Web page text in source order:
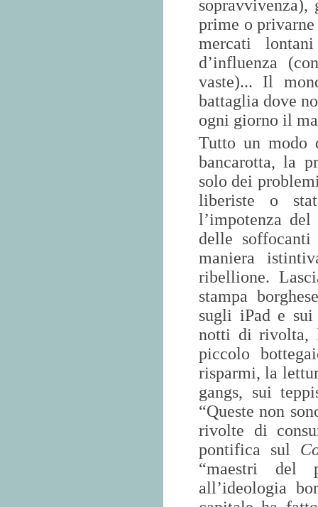
sopravvivenza),
prime o
mercati
d’influenza
vaste)... Il
battaglia dove
ogni giorno il
Tutto un modo
bancarotta, la
solo dei
liberiste o
l’impotenza
delle soffocanti
maniera
ribellione.
stampa
sugli iPad e
notti di rivolta,
piccolo
risparmi, la
gangs, sui
“Queste non
rivolte di
pontifica sul
“maestri del
all’ideologia